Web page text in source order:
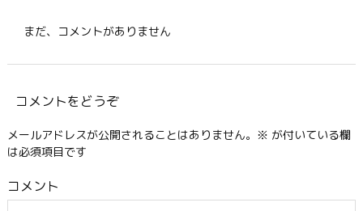
まだ、コメントがありません
コメントをどうぞ
メールアドレスが公開されることはありません。 ※ が付いている欄
は必須項目です
コメント